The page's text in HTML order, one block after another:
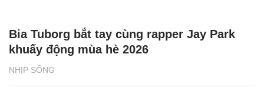
NHỊP SỐNG
Bia Tuborg bắt tay cùng rapper Jay Park
khuấy động mùa hè 2026